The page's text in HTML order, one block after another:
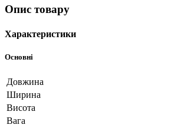
🚛 З доставкою та монтажем за мінімальну
🤝
В наявності
Код:3w45343634